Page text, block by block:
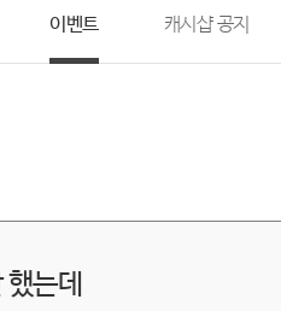
이벤트 캐시샵 공지
는데